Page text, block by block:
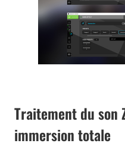
Traitement du son
immersion totale